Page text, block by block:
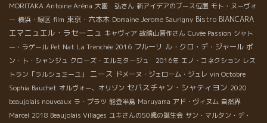
MORITAKA Antoine Aréna 大園 弘さん 新アイデアのブース位置 モト・ヌーヴォ
ー 横浜・緑区 film 東京・六本木 Domaine Jerome Saurigny Bistro BIANCARA
エマニュエル・ラセーニュ キャヴィア 故勝山晋作さん Cuvée Passion シャト
ー・ラゲール Pet Nat La Trenchée 2016 フルーリ ル・クロ・デ・ジャール ポ
ン・ト・シャンジュ クローズ・エルミタージュ 2016年 エノ・コネクション レス
トラン「ラルシュミーユ」
ニース ドメーヌ・ジェローム・ジュレ vin Octobre
Sophia Bauchet オルヴォー、オリゾン セバスチャン・シャティヨン 2020
beaujolais nouveaux ラ・プラツ 能登半島 Maruyama アド・ヴィヌム 自然界
Marcel 2018 Beaujolais Villages ユキさんの50歳の誕生会 サン・マルタン・デ・